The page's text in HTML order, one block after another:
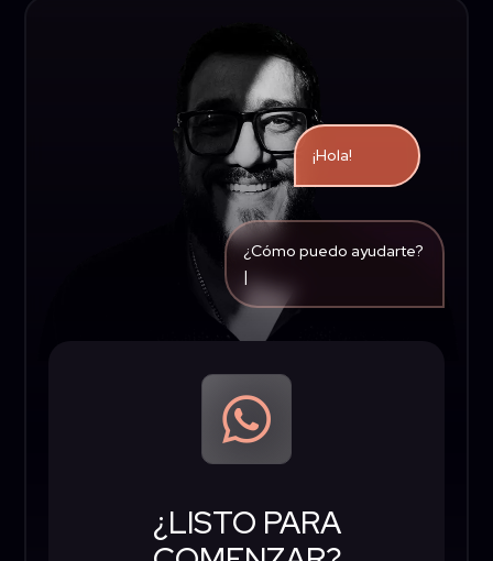
¡Hola!
¿Cómo puedo ayu|

COMENZAR?